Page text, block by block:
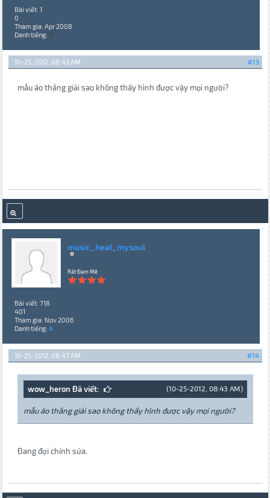
Bài viết: 1
0
Tham gia: Apr 2008
Danh tiếng: 0
#13
10-25-2012, 08:43 AM
mẫu áo thắng giải sao không thấy hình được vậy mọi người?
music_heal_mysoul
Rất Đam Mê
Bài viết: 718
401
Tham gia: Nov 2006
Danh tiếng: 4
#14
10-25-2012, 08:47 AM
(10-25-2012, 08:43 AM)
wow_heron Đã viết:
mẫu áo thắng giải sao không thấy hình được vậy mọi người?
Đang đợi chỉnh sửa.